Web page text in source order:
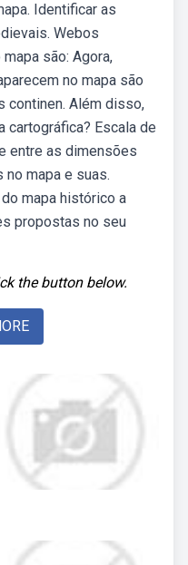
Identificar as
Webos
são: Agora,
no mapa são
continen. Além disso,
cartográfica? Escala de
entre as dimensões
mapa e suas.
mapa histórico a
propostas no seu
the button below.